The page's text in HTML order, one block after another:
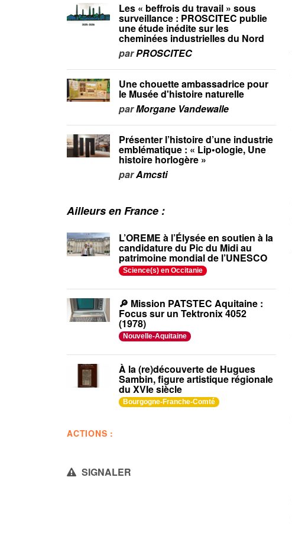
Les « beffrois du travail » sous
surveillance : PROSCITEC publie
une étude inédite sur les
cheminées industrielles du Nord
parPROSCITEC
Une chouette ambassadrice pour
le Musée d'histoire naturelle
parMorgane Vandewalle
Présenter l’histoire d’une industrie
emblématique : « Lip•ologie, Une
histoire horlogère »
parAmcsti
Ailleurs en France :
L’OREME à l’Élysée en soutien à la
candidature du Pic du Midi au
patrimoine mondial de l’UNESCO
Science(s) en Occitanie
🔎 Mission PATSTEC Aquitaine :
Focus sur un Tektronix 4052
(1978)
Nouvelle-Aquitaine
À la (re)découverte de Hugues
Sambin, figure artistique régionale
du XVIe siècle
Bourgogne-Franche-Comté
ACTIONS :
SIGNALER